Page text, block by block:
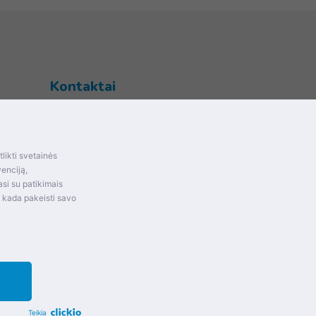
ir
Kontaktai
svetainės
su patikimais
kada pakeisti savo
Teikia